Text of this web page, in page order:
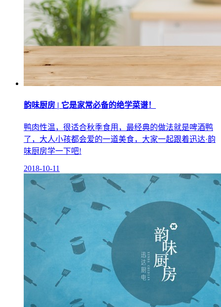
韵味厨房 | 它是家常必备的绝学菜谱！
鸭肉性温，很适合秋季食用，最经典的做法就是啤酒鸭
了，大人小孩都会爱的一道美食，大家一起跟着迅达·韵
味厨房学一下吧!
2018-10-11